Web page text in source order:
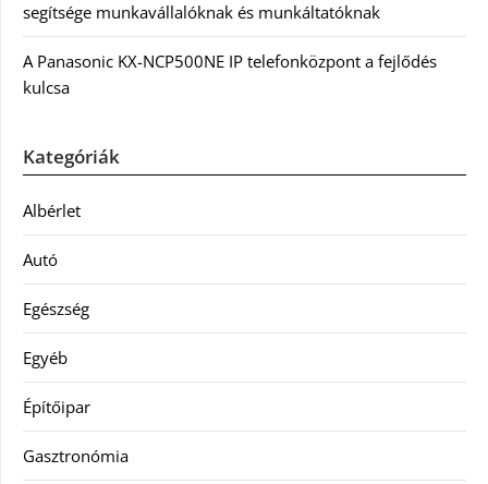
segítsége munkavállalóknak és munkáltatóknak
A Panasonic KX-NCP500NE IP telefonközpont a fejlődés
kulcsa
Kategóriák
Albérlet
Autó
Egészség
Egyéb
Építőipar
Gasztronómia